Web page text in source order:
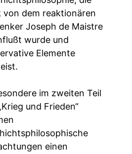
von dem reaktionären
Joseph de Maistre
wurde und
Elemente
im zweiten Teil
und Frieden“
einen